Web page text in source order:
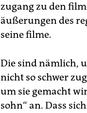
zugang zu den
äußerungen des
seine filme.
Die sind nämlich,
nicht so schwer
um sie gemacht
sohn“ an. Dass